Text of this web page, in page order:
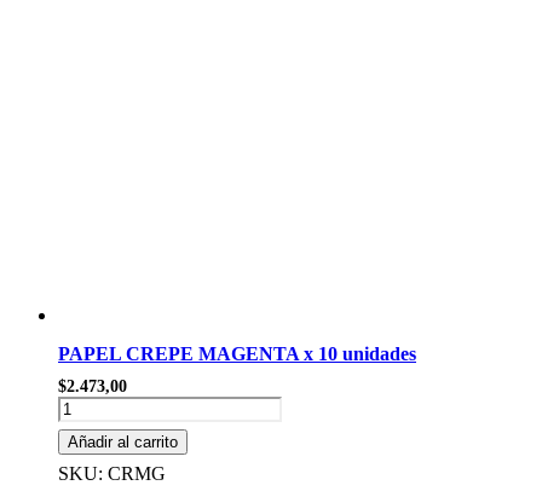
PAPEL CREPE MAGENTA x 10 unidades
$2.473,00
PAPEL
CREPE
MAGENTA
x
Añadir al carrito
SKU: CRMG